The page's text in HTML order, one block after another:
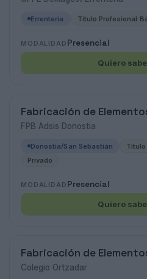
Errenteria Título Profesional
MODALIDAD Presencial
Quiero
Fabricación de
FPB Adsis Donostia
Donostia/San Sebastián
Privado
MODALIDAD Presencial
Quiero
Fabricación de
Colegio Ortzadar